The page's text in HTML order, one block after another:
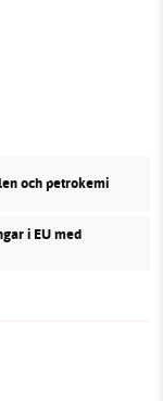
och petrokemi
i EU med